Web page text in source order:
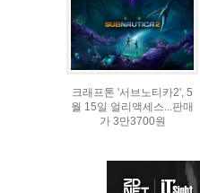
크래프톤 '서브노티카2', 5
월 15일 얼리액세스...판매
가 3만3700원